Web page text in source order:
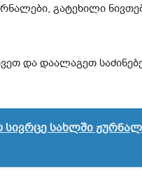
გატეხილი
და დაალაგეთ
სივრცე სახლში